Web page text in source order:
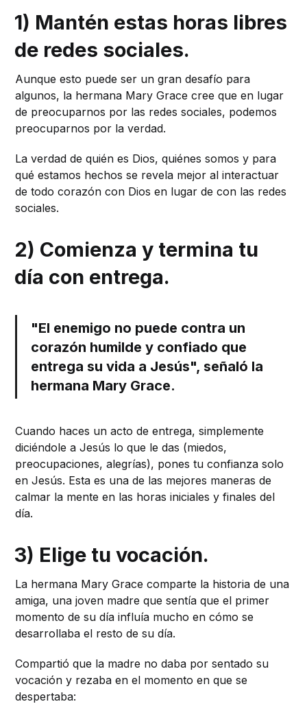
1) Mantén estas horas libres
de redes sociales.
Aunque esto puede ser un gran desafío para
algunos, la hermana Mary Grace cree que en lugar
de preocuparnos por las redes sociales, podemos
preocuparnos por la verdad.
La verdad de quién es Dios, quiénes somos y para
qué estamos hechos se revela mejor al interactuar
de todo corazón con Dios en lugar de con las redes
sociales.
2) Comienza y termina tu
día con entrega.
"El enemigo no puede contra un
corazón humilde y confiado que
entrega su vida a Jesús", señaló la
hermana Mary Grace.
Cuando haces un acto de entrega, simplemente
diciéndole a Jesús lo que le das (miedos,
preocupaciones, alegrías), pones tu confianza solo
en Jesús. Esta es una de las mejores maneras de
calmar la mente en las horas iniciales y finales del
día.
3) Elige tu vocación.
La hermana Mary Grace comparte la historia de una
amiga, una joven madre que sentía que el primer
momento de su día influía mucho en cómo se
desarrollaba el resto de su día.
Compartió que la madre no daba por sentado su
vocación y rezaba en el momento en que se
despertaba: